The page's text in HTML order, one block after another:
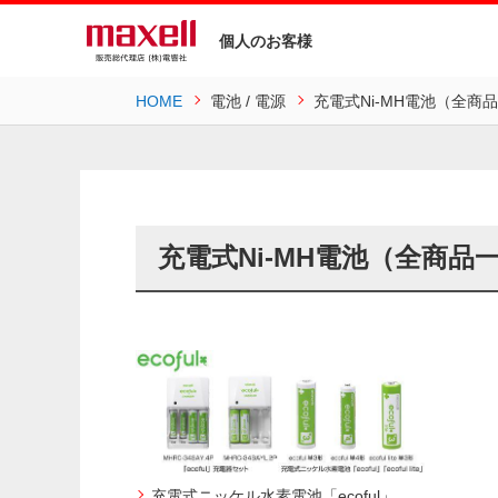
個人のお客様
HOME 電池 / 電源 充電式Ni-MH電池（全商品
充電式Ni-MH電池（全商品一